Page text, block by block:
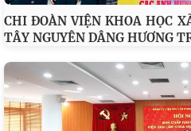
CHI ĐOÀN VIỆN KHOA HỌC
TÂY NGUYÊN DÂNG HƯƠNG